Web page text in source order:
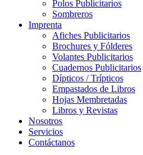
Polos Publicitarios
Sombreros
Imprenta
Afiches Publicitarios
Brochures y Fólderes
Volantes Publicitarios
Cuadernos Publicitarios
Dípticos / Trípticos
Empastados de Libros
Hojas Membretadas
Libros y Revistas
Nosotros
Servicios
Contáctanos